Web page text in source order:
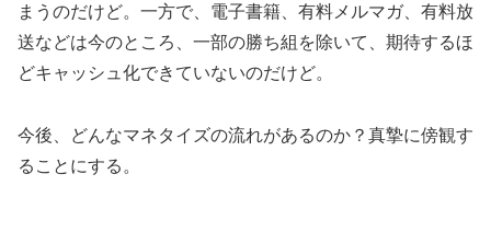
まうのだけど。一方で、電子書籍、有料メルマガ、有料放
送などは今のところ、一部の勝ち組を除いて、期待するほ
どキャッシュ化できていないのだけど。
今後、どんなマネタイズの流れがあるのか？真摯に傍観す
ることにする。